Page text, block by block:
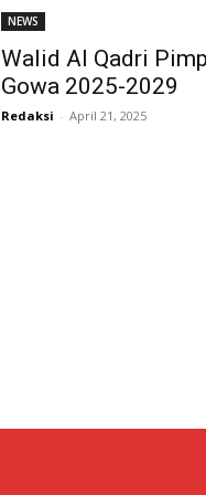
NEWS
Walid Al Qadri
Gowa 2025-2029
Redaksi - April 21, 2025